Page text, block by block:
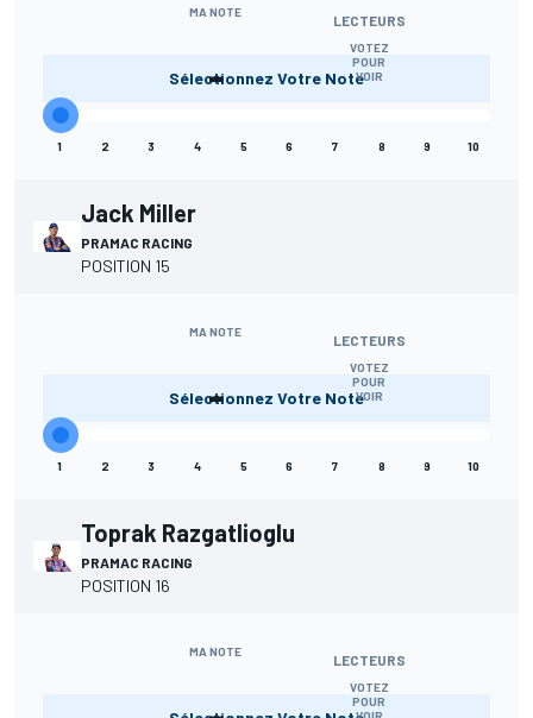
MA NOTE
-
LECTEURS
VOTEZ
POUR
VOIR
Sélectionnez Votre Note
1 2 3 4 5 6 7 8 9 10
Jack Miller
PRAMAC RACING
POSITION 15
MA NOTE
-
LECTEURS
VOTEZ
POUR
VOIR
Sélectionnez Votre Note
1 2 3 4 5 6 7 8 9 10
Toprak Razgatlioglu
PRAMAC RACING
POSITION 16
MA NOTE LECTEURS
VOTEZ
POUR
VOIR